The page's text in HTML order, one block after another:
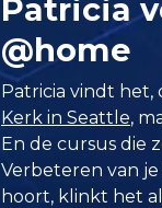
Patricia
@home
Patricia vindt het,
Kerk in Seattle,
En de cursus die
Verbeteren van je
hoort, klinkt het